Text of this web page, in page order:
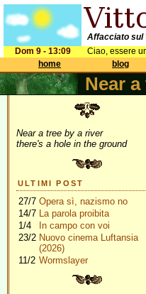
Affacciato sul
Dom 9 - 13:09
Ciao, essere
home
blog
Near a
Near a tree by a river
there's a hole in the ground
ULTIMI POST
27/7 Opera sì, nazismo no
14/7 La parola proibita
1/4
In campo con voi
23/2 Nuovo cinema Luftansia
(2026)
11/2 Wormslayer